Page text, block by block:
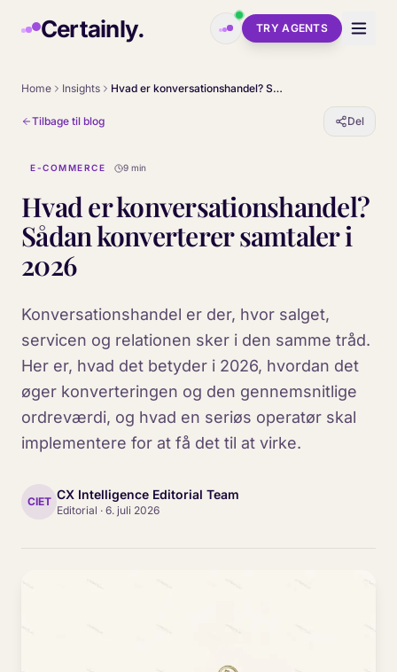
Certainly. TRY AGENTS
Home Insights Hvad er konversationshandel? Sådan konverterer samtaler i 2026
Tilbage til blog Del
E-COMMERCE 9 min
Hvad er konversationshandel?
Sådan konverterer samtaler i
2026
Konversationshandel er der, hvor salget,
servicen og relationen sker i den samme tråd.
Her er, hvad det betyder i 2026, hvordan det
øger konverteringen og den gennemsnitlige
ordreværdi, og hvad en seriøs operatør skal
implementere for at få det til at virke.
CIET CX Intelligence Editorial Team
Editorial · 6. juli 2026